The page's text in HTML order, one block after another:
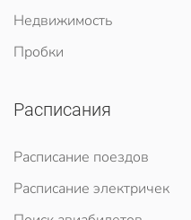
Недвижимость
Пробки
Расписания
Расписание поездов
Расписание электричек